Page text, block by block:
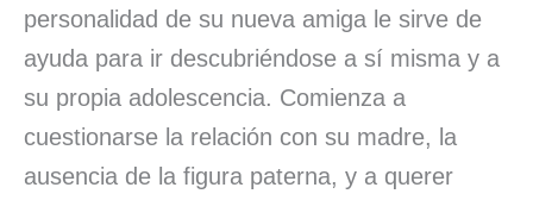
personalidad de su nueva amiga le sirve de
ayuda para ir descubriéndose a sí misma y a
su propia adolescencia. Comienza a
cuestionarse la relación con su madre, la
ausencia de la figura paterna, y a querer